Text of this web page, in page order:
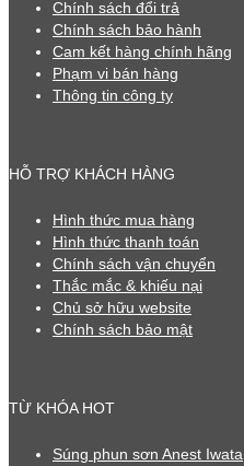
Chính sách đổi trả
Chính sách bảo hành
Cam kết hàng chính hãng
Phạm vi bán hàng
Thông tin công ty
HỖ TRỢ KHÁCH HÀNG
Hình thức mua hàng
Hình thức thanh toán
Chính sách vận chuyển
Thắc mắc & khiếu nại
Chủ sở hữu website
Chính sách bảo mật
TỪ KHÓA HOT
Súng phun sơn Anest Iwata